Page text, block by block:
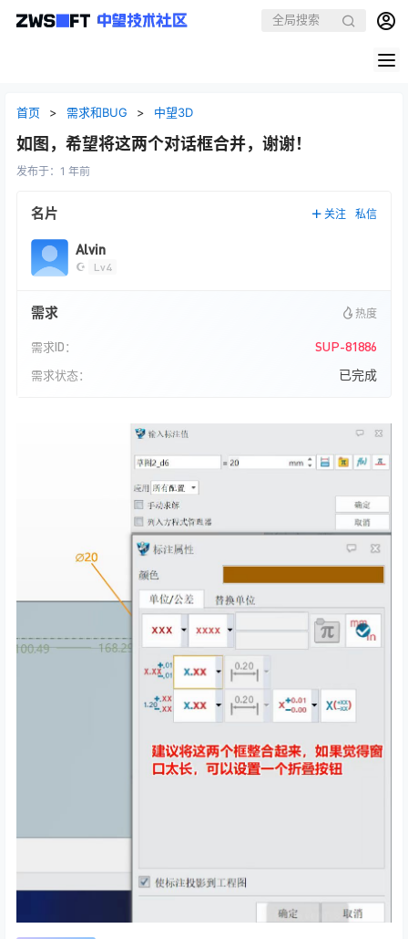
首页 > 需求和BUG > 中望3D
如图，希望将这两个对话框合并，谢谢！
发布于： 1 年前
名片 关注 私信
Alvin
☪ Lv4
需求 热度
需求ID： SUP-81886
需求状态： 已完成